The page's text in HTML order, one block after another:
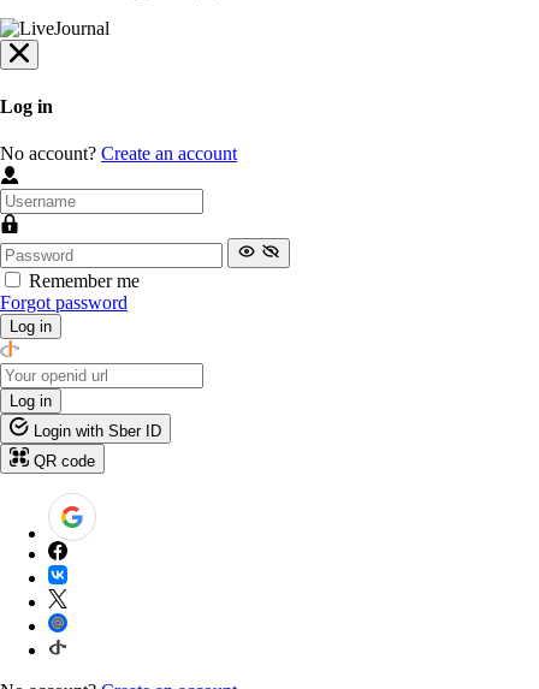
Log in
No account? Create an account
Remember me
Forgot password
Log in
Log in
Login with Sber ID
QR code